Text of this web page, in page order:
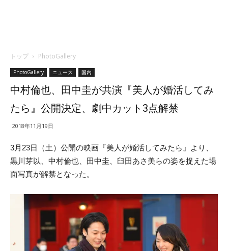
トップ PhotoGallery
PhotoGallery ニュース 国内
中村倫也、田中圭が共演『美人が婚活してみ
たら』公開決定、劇中カット3点解禁
2018年11月19日
3月23日（土）公開の映画『美人が婚活してみたら』より、
黒川芽以、中村倫也、田中圭、臼田あさ美らの姿を捉えた場
面写真が解禁となった。